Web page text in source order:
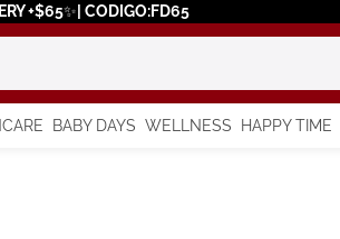
+$65✨| CODIGO:FD65
BABY DAYS WELLNESS HAPPY TIME